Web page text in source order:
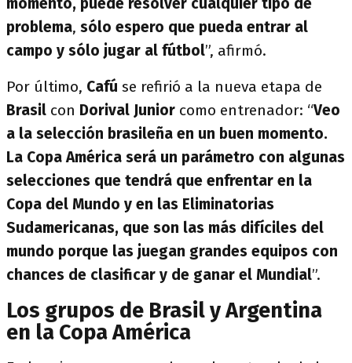
problema, sólo espero que pueda entrar al
campo y sólo jugar al fútbol”, afirmó.
Por último, Cafú se refirió a la nueva etapa de
Brasil con Dorival Junior como entrenador: “Veo
a la selección brasileña en un buen momento.
La Copa América será un parámetro con algunas
selecciones que tendrá que enfrentar en la
Copa del Mundo y en las Eliminatorias
Sudamericanas, que son las más difíciles del
mundo porque las juegan grandes equipos con
chances de clasificar y de ganar el Mundial”.
Los grupos de Brasil y Argentina
en la Copa América